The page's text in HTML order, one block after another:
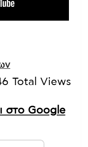
Total Views
στο Google